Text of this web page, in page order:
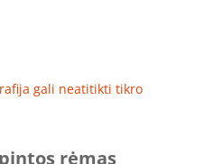
gali neatitikti tikro
rėmas